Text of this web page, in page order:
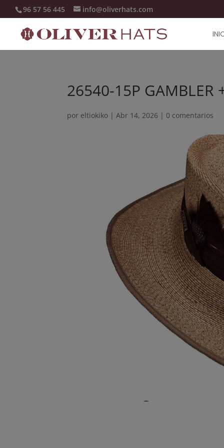
96 57 56 445 info@oliverhats.com
26540-15P GAMBLER
por eltiokiko |Abr 14, 2026 | 0 comentarios